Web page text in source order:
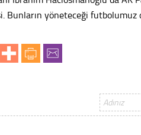
Bunların yöneteceği